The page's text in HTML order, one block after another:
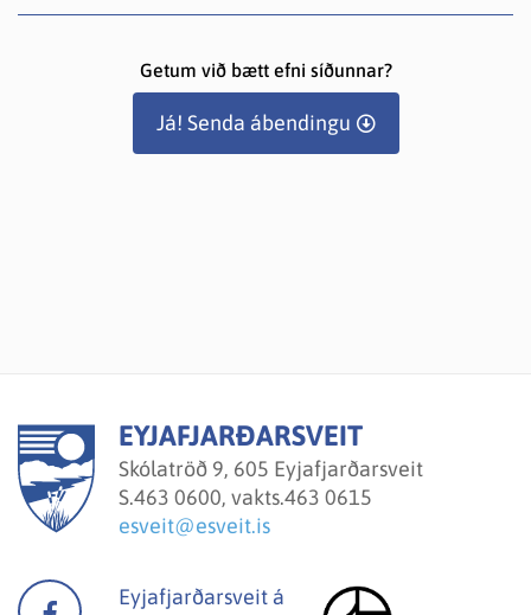
Getum við bætt efni síðunnar?
Já! Senda ábendingu
EYJAFJARÐARSVEIT
Skólatröð 9, 605 Eyjafjarðarsveit
S.463 0600, vakts.463 0615
esveit@esveit.is
Eyjafjarðarsveit á